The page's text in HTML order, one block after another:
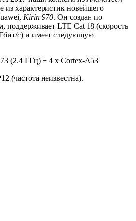
из характеристик новейшего
Kirin 970. Он создан по
поддерживает LTE Cat 18 (скорость
с) и имеет следующую
(2.4 ГГц) + 4 x Cortex-A53
(частота неизвестна).